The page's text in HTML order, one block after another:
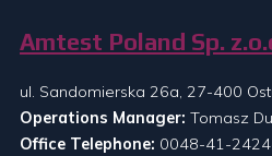
Amtest Poland Sp.
ul. Sandomierska 26a, 27-400
Operations Manager: Tomasz
Office Telephone: 0048-41-